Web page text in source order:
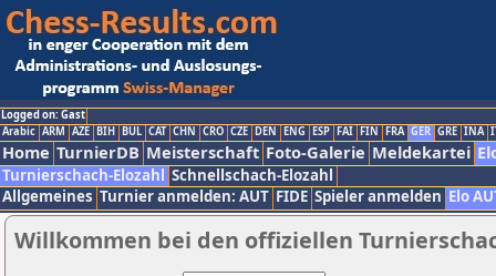
Logged on: Gast
Arabic ARM AZE BIH BUL CAT CHN CRO CZE DEN ENG ESP FAI FIN FRA GER GRE INA
Home TurnierDB Meisterschaft Foto-Galerie Meldekartei
Turnierschach-Elozahl Schnellschach-Elozahl
Allgemeines Turnier anmelden: AUT FIDE Spieler anmelden Elo
Willkommen bei den offiziellen